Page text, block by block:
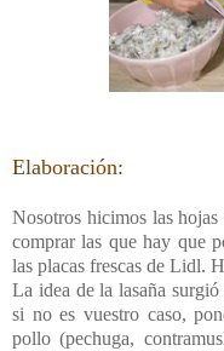
Elaboración:
Nosotros hicimos las
comprar las que hay que
las placas frescas de Lidl.
La idea de la lasaña
si no es vuestro caso,
pollo (pechuga,